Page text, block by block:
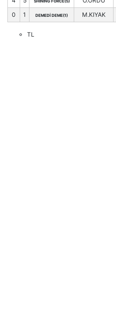
SHINING FORCE(5)
0 1 DEMEDİ DEME(1) M.KIYAK
TL